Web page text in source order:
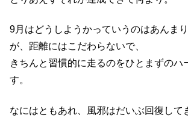
9月はどうしようかっていうのはあんま
が、距離にはこだわらないで、
きちんと習慣的に走るのをひとまずのハ
す。
なにはともあれ、風邪はだいぶ回復して